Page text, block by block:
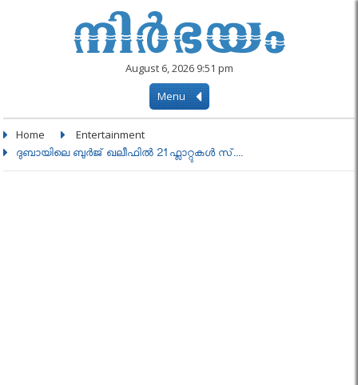
August 6, 2026 9:51 pm
Menu
Home Entertainment
ദുബായിലെ ബുര്‍ജ് ഖലീഫിൽ 21 ഫ്ലാറ്റുകൾ സ്....